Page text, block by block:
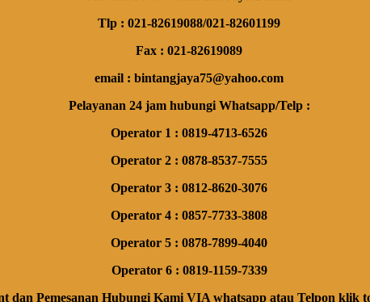
Tlp : 021-82619088/021-82601199
Fax : 021-82619089
email : bintangjaya75@yahoo.com
Pelayanan 24 jam hubungi Whatsapp/Telp :
Operator 1 : 0819-4713-6526
Operator 2 : 0878-8537-7555
Operator 3 : 0812-8620-3076
Operator 4 : 0857-7733-3808
Operator 5 : 0878-7899-4040
Operator 6 : 0819-1159-7339
dan Pemesanan Hubungi Kami VIA whatsapp atau Telpon klik